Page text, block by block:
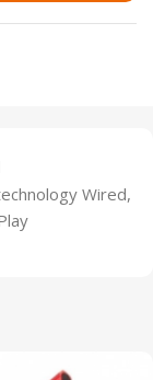
Wired,